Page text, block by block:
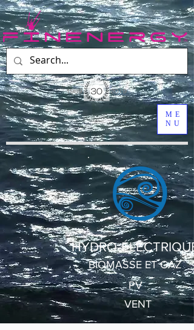
ME
NU
VENT
PV
BIOMASSE ET GAZ
HYDRO-ÉLECTRIQUE